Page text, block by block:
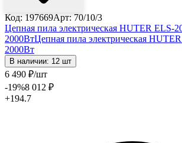
Код: 197669Арт: 70/10/3
Цепная пила электрическая HUTER ELS-
2000ВтЦепная пила электрическая
2000Вт
В наличии: 12 шт
6 490 ₽/шт
-19%8 012 ₽
+194.7